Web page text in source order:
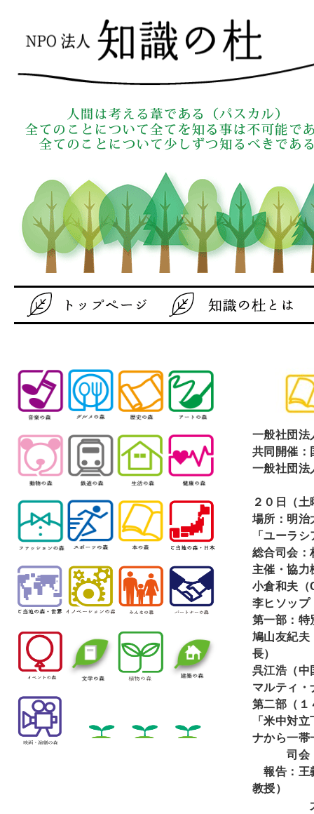
一般社団法
共同開催：
一般社団法
２０日（土
場所：明治
「ユーラ
総合司会：
主催・協力
小倉和夫（
李ヒソップ
第一部：特
鳩山友紀夫
長）
呉江浩（中
マルティ・
第二部（１
「米中対
ナから一帯
司会
報告：王
教授）
大西広